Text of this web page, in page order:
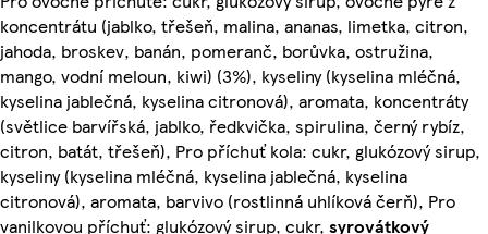
koncentrátu (jablko, třešeň, malina, ananas, limetka, citron,
jahoda, broskev, banán, pomeranč, borůvka, ostružina,
mango, vodní meloun, kiwi) (3%), kyseliny (kyselina mléčná,
kyselina jablečná, kyselina citronová), aromata, koncentráty
(světlice barvířská, jablko, ředkvička, spirulina, černý rybíz,
citron, batát, třešeň), Pro příchuť kola: cukr, glukózový sirup,
kyseliny (kyselina mléčná, kyselina jablečná, kyselina
citronová), aromata, barvivo (rostlinná uhlíková čerň), Pro
vanilkovou příchuť: glukózový sirup, cukr, syrovátkový